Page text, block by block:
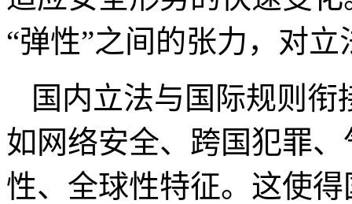
“弹性”之间的张力，对
国内立法与国际规则
如网络安全、跨国犯罪
性、全球性特征。这使